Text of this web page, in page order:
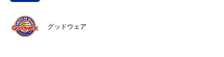
グッドウェア